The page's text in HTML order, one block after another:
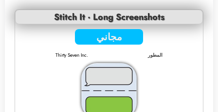
Stitch It · Long Screenshots
مجاني
المطور Thirty Seven Inc.